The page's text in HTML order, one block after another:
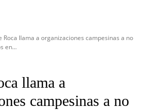
Roca llama a organizaciones campesinas a no
en...
llama a
campesinas a no